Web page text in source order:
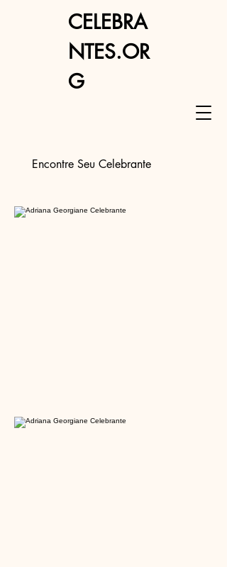
Encontre Seu Celebrante
CELEBRA
NTES.OR
G